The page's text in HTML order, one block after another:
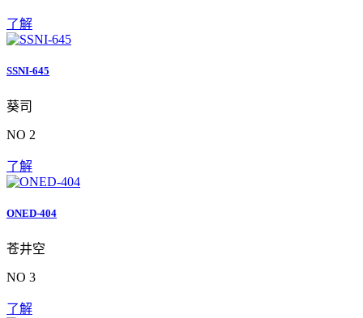
了解
SSNI-645
葵司
NO 2
了解
ONED-404
苍井空
NO 3
了解